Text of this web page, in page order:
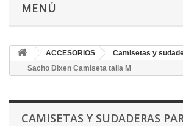
MENÚ
ACCESORIOS
Camisetas y
Sacho Dixen Camiseta talla M
CAMISETAS Y SUDADERAS